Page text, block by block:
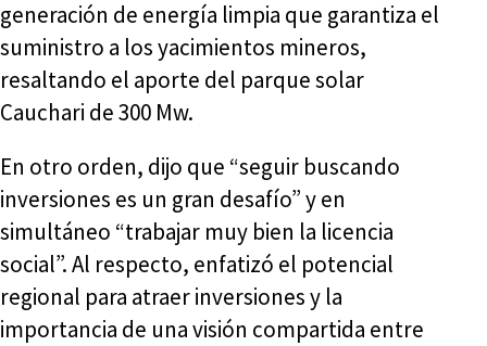
generación de energía limpia que garantiza el
suministro a los yacimientos mineros,
resaltando el aporte del parque solar
Cauchari de 300 Mw.
En otro orden, dijo que “seguir buscando
inversiones es un gran desafío” y en
simultáneo “trabajar muy bien la licencia
social”. Al respecto, enfatizó el potencial
regional para atraer inversiones y la
importancia de una visión compartida entre